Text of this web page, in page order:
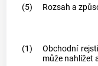
(5)
Rozsah a
(1)
Obchodní
může nahlížet